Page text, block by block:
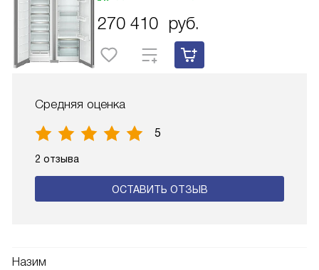
270 410 руб.
Средняя оценка
5
2 отзыва
ОСТАВИТЬ ОТЗЫВ
Назим